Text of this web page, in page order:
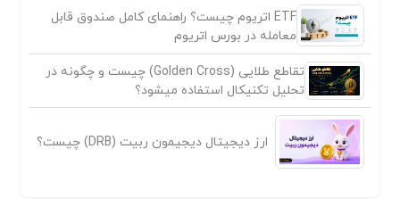
ETF اتریوم چیست؟ راهنمای کامل صندوق قابل
معامله در بورس اتریوم
تقاطع طلایی (Golden Cross) چیست و چگونه در
تحلیل تکنیکال استفاده میشود؟
ارز دیجیتال دیجیمون ربیت (DRB) چیست؟